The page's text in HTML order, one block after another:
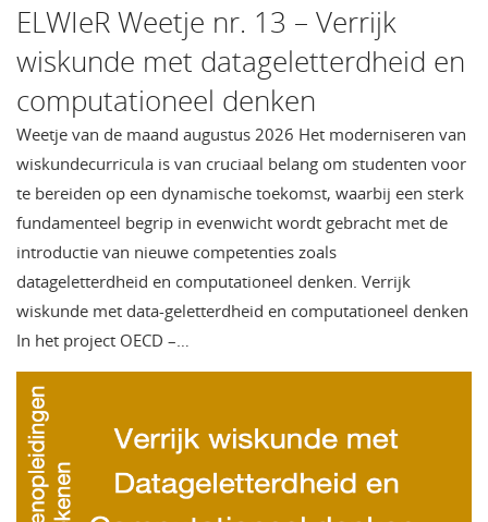
ELWIeR Weetje nr. 13 – Verrijk
wiskunde met datageletterdheid en
computationeel denken
Weetje van de maand augustus 2026 Het moderniseren van
wiskundecurricula is van cruciaal belang om studenten voor
te bereiden op een dynamische toekomst, waarbij een sterk
fundamenteel begrip in evenwicht wordt gebracht met de
introductie van nieuwe competenties zoals
datageletterdheid en computationeel denken. Verrijk
wiskunde met data-geletterdheid en computationeel denken
In het project OECD –…